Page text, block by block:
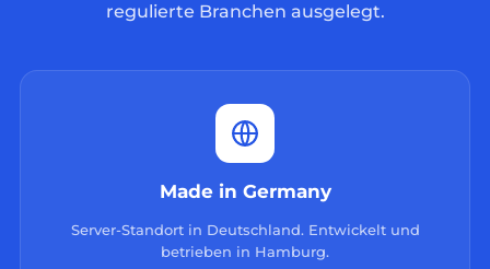
regulierte Branchen ausgelegt.
Made in Germany
Server-Standort in Deutschland. Entwickelt und
betrieben in Hamburg.